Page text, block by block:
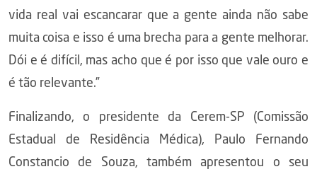
vida real vai escancarar que a gente ainda não sabe
muita coisa e isso é uma brecha para a gente melhorar.
Dói e é difícil, mas acho que é por isso que vale ouro e
é tão relevante.”
Finalizando, o presidente da Cerem-SP (Comissão
Estadual de Residência Médica), Paulo Fernando
Constancio de Souza, também apresentou o seu